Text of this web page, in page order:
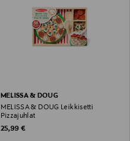
MELISSA & DOUG
MELISSA & DOUG Leikkisetti
Pizzajuhlat
Original Price
25,99 €